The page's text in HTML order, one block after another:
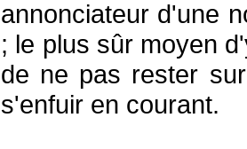
annonciateur d'une
; le plus sûr moyen
de ne pas rester
s'enfuir en courant.